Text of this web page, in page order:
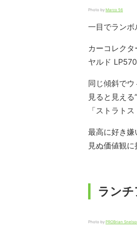
Photo by Marco 56
一目でランボ
カーコレク
ヤルド
同じ傾斜で
見ると見え
「ストラト
最高に好き
見ぬ価値観に
ラン
Photo by PROBrian